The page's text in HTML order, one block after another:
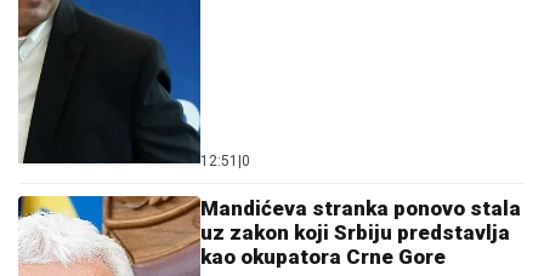
12:51 |0
Mandićeva stranka ponovo stala
uz zakon koji Srbiju predstavlja
kao okupatora Crne Gore